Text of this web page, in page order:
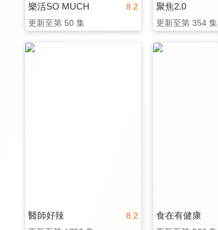
8.2
樂活SO MUCH
更新至第 50 集
聚焦2.0
更新至第 354 集
8.2
醫師好辣 食在有健康